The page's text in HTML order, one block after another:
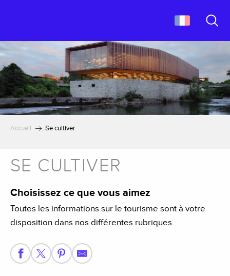
principal
Accueil Se cultiver
SE CULTIVER
Choisissez ce que vous aimez
Toutes les informations sur le tourisme sont à votre
disposition dans nos différentes rubriques.